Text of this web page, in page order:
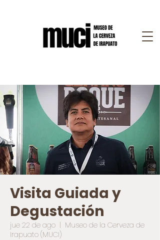
Visita Guiada y
Degustación
jue 22 de ago
  |
Museo de la Cerveza de
Irapuato (MUCI)